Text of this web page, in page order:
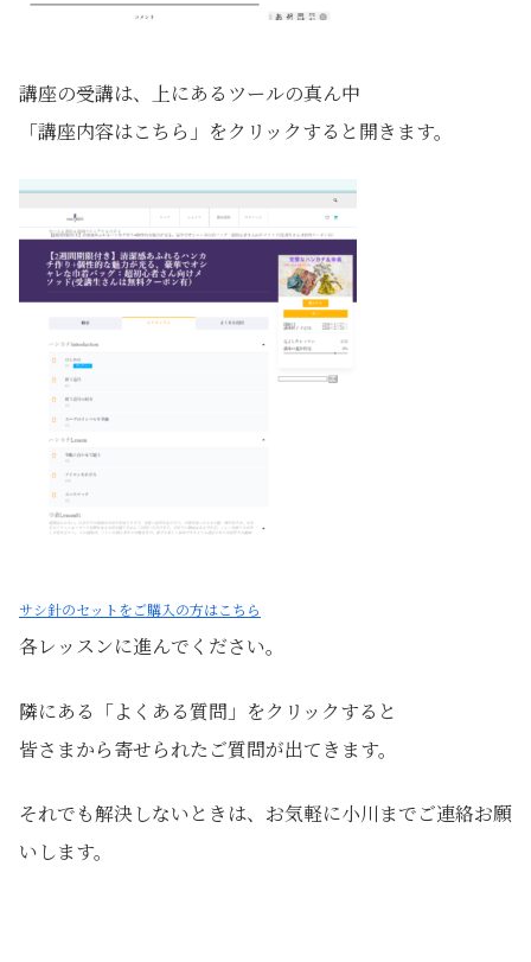
講座の受講は、上にあるツールの真ん中
「講座内容はこちら」をクリックすると開きます。
サシ針のセットをご購入の方はこちら
各レッスンに進んでください。
隣にある「よくある質問」をクリックすると
皆さまから寄せられたご質問が出てきます。
それでも解決しないときは、お気軽に小川までご連絡お願
いします。